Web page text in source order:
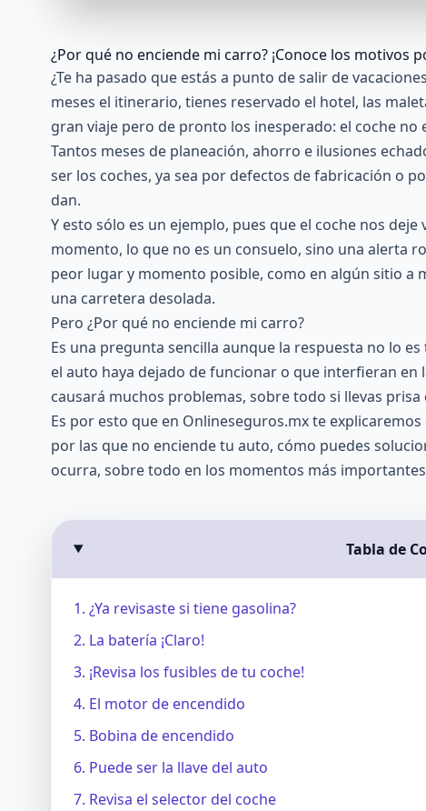
¿Por qué no enciende mi carro? ¡Conoce los motivos
¿Te ha pasado que estás a punto de salir de
meses el itinerario, tienes reservado el hotel, las
gran viaje pero de pronto los inesperado: el coche no
Tantos meses de planeación, ahorro e ilusiones
ser los coches, ya sea por defectos de fabricación o
dan.
Y esto sólo es un ejemplo, pues que el coche nos
momento, lo que no es un consuelo, sino una alerta
peor lugar y momento posible, como en algún sitio
una carretera desolada.
Pero ¿Por qué no enciende mi carro?
Es una pregunta sencilla aunque la respuesta no lo
el auto haya dejado de funcionar o que interfieran
causará muchos problemas, sobre todo si llevas prisa
Es por esto que en Onlineseguros.mxte explicaremos
por las que no enciende tu auto, cómo puedes
ocurra, sobre todo en los momentos más
Tabla de
1. ¿Ya revisaste si tiene gasolina?
2. La batería ¡Claro!
3. ¡Revisa los fusibles de tu coche!
4. El motor de encendido
5. Bobina de encendido
6. Puede ser la llave del auto
7. Revisa el selector del coche